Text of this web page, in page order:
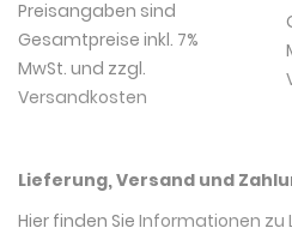
Preisangaben sind
Gesamtpreise inkl. 7%
MwSt. und zzgl.
Versandkosten
Lieferung, Versand und
Hier finden Sie Informationen zu